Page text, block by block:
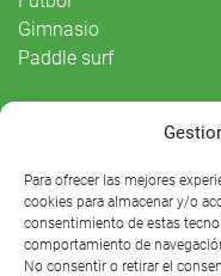
Para ofrecer las mejores
cookies para almacenar y/o
consentimiento de estas
comportamiento de
No consentir o retirar el
Gimnasio
Paddle surf
Agenda